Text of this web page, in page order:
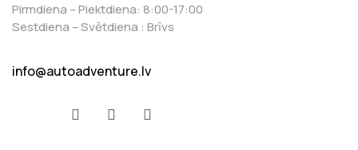
Pirmdiena – Piektdiena: 8:00-17:00
Sestdiena – Svētdiena : Brīvs
info@autoadventure.lv
FacebookYouTube